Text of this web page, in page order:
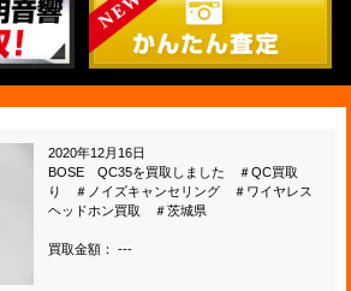
2020年12月16日
BOSE QC35を買取しました ＃QC買取
り ＃ノイズキャンセリング ＃ワイヤレス
ヘッドホン買取 ＃茨城県
買取金額： ---